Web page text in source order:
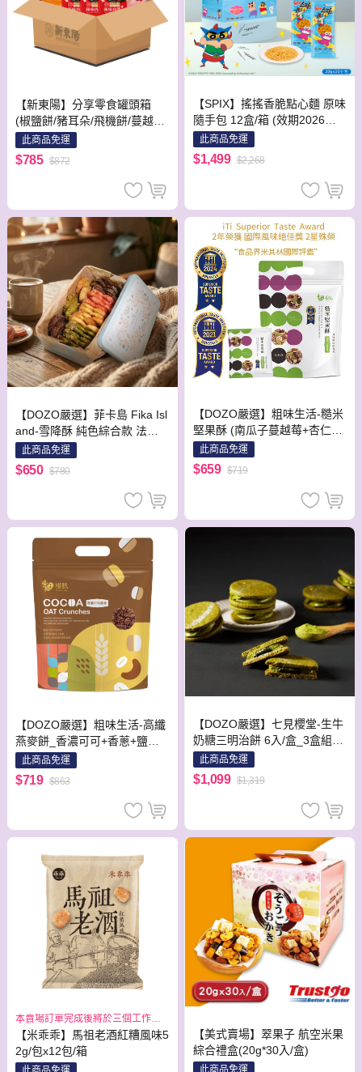
【新東陽】分享零食罐頭箱
(椒鹽餅/豬耳朵/飛機餅/蔓越莓/
原味肉醬/辣味肉醬)
此商品免運
$785 $872
【SPIX】搖搖香脆點心麵 原味
隨手包 12盒/箱 (效期2026年1
2月)
此商品免運
$1,499 $2,268
【DOZO嚴選】菲卡島 Fika Isl
and-雪降酥 純色綜合款 法式
鐵盒 含:雪降酥 16片 (4口味) +
厚燒奶油餅乾 6片(3口味) 附品
牌提袋
此商品免運
$650 $780
【DOZO嚴選】粗味生活-糙米
堅果酥 (南瓜子蔓越莓+杏仁海
苔酥+玉米水果酥_共3袋/組)
此商品免運
$659 $719
【DOZO嚴選】粗味生活-高纖
燕麥餅_香濃可可+香蔥+鹽之
花_(10入/袋)_3袋/組
此商品免運
$719 $863
【DOZO嚴選】七見櫻堂-生牛
奶糖三明治餅 6入/盒_3盒組
(口味:宇治抹茶/焦糖可可/花香
莓果各一盒)
此商品免運
$1,099 $1,319
本賣場訂單完成後將於三個工作日
出貨
【米乖乖】馬祖老酒紅糟風味5
2g/包x12包/箱
【美式賣場】翠果子 航空米果
綜合禮盒(20g*30入/盒)